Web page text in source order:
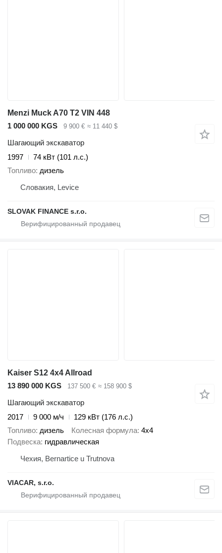
Menzi Muck A70 T2 VIN 448
1 000 000 KGS
9 900 € ≈ 11 440 $
Шагающий экскаватор
1997
74 кВт (101 л.с.)
Топливо дизель
Словакия, Levice
SLOVAK FINANCE s.r.o.
Kaiser S12 4x4 Allroad
13 890 000 KGS
137 500 € ≈ 158 900 $
Шагающий экскаватор
2017
9 000 м/ч
129 кВт (176 л.с.)
Топливо дизель Колесная формула 4x4
Подвеска гидравлическая
Чехия, Bernartice u Trutnova
VIACAR, s.r.o.